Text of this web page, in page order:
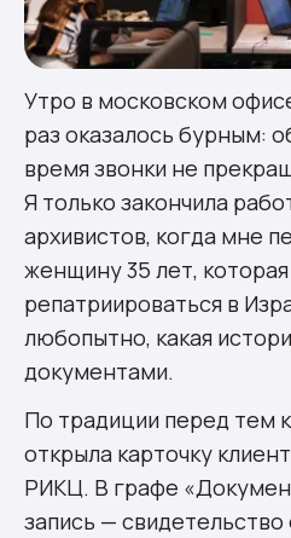
Утро в московском
раз оказалось бурным:
время звонки не
Я только закончила
архивистов, когда мне
женщину 35 лет,
репатриироваться в
любопытно, какая
документами.
По традиции перед тем
открыла карточку
РИКЦ. В графе
запись —